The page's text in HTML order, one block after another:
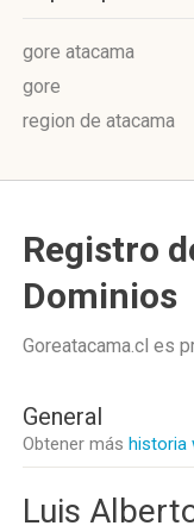
gore atacama
gore
region de atacama
Registro
Dominios
Goreatacama.cl es
General
Obtener más historia
Luis